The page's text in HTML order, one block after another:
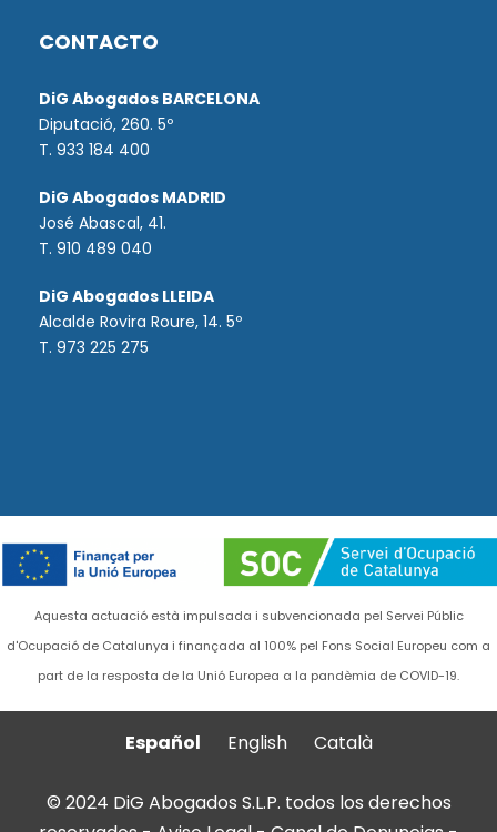
CONTACTO
DiG Abogados BARCELONA
Diputació, 260. 5º
T. 933 184 400
DiG Abogados MADRID
José Abascal, 41.
T. 910 489 040
DiG Abogados LLEIDA
Alcalde Rovira Roure, 14. 5º
T. 973 225 275
Aquesta actuació està impulsada i subvencionada pel Servei Públic
d'Ocupació de Catalunya i finançada al 100% pel Fons Social Europeu com a
part de la resposta de la Unió Europea a la pandèmia de COVID-19.
Español English Català
© 2024 DiG Abogados S.L.P. todos los derechos